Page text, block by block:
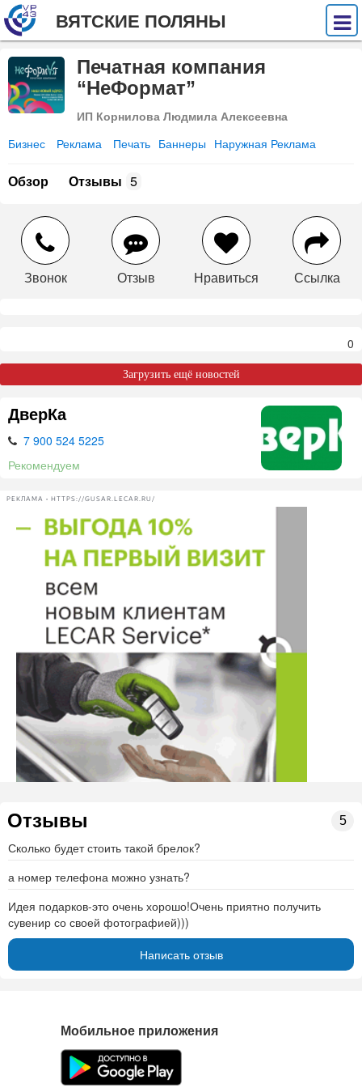
ВЯТСКИЕ ПОЛЯНЫ
Печатная компания
“НеФормат”
ИП Корнилова Людмила Алексеевна
Бизнес Реклама Печать Баннеры Наружная Реклама
Обзор Отзывы 5
Звонок Отзыв Нравиться Ссылка
0
Загрузить ещё новостей
ДверКа
7 900 524 5225
Рекомендуем
РЕКЛАМА • HTTPS://GUSAR.LECAR.RU/
Отзывы 5
Сколько будет стоить такой брелок?
а номер телефона можно узнать?
Идея подарков-это очень хорошо!Очень приятно получить
сувенир со своей фотографией)))
Написать отзыв
Мобильное приложения